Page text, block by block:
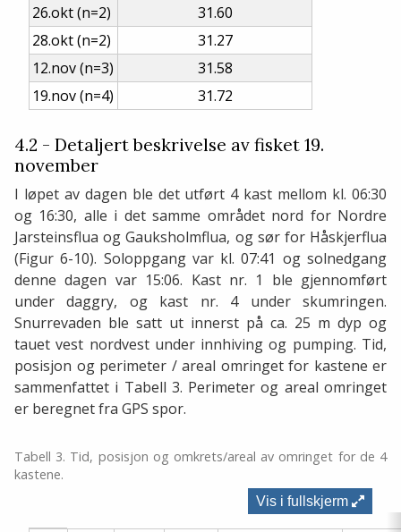
26.okt (n=2)
31.60
28.okt (n=2)
31.27
12.nov (n=3)
31.58
19.nov (n=4)
31.72
4.2 - Detaljert beskrivelse av fisket 19.
november
I løpet av dagen ble det utført 4 kast mellom kl. 06:30
og 16:30, alle i det samme området nord for Nordre
Jarsteinsflua og Gauksholmflua, og sør for Håskjerflua
(Figur 6-10). Soloppgang var kl. 07:41 og solnedgang
denne dagen var 15:06. Kast nr. 1 ble gjennomført
under daggry, og kast nr. 4 under skumringen.
Snurrevaden ble satt ut innerst på ca. 25 m dyp og
tauet vest nordvest under innhiving og pumping. Tid,
posisjon og perimeter / areal omringet for kastene er
sammenfattet i Tabell 3. Perimeter og areal omringet
er beregnet fra GPS spor.
Tabell 3. Tid, posisjon og omkrets/areal av omringet for de 4
kastene.
Vis i fullskjerm